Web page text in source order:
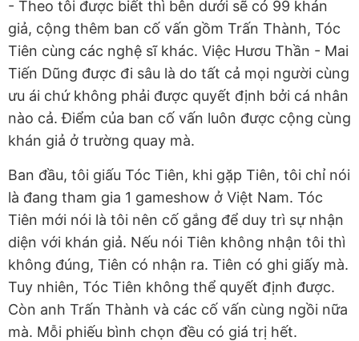
- Theo tôi được biết thì bên dưới sẽ có 99 khán
giả, cộng thêm ban cố vấn gồm Trấn Thành, Tóc
Tiên cùng các nghệ sĩ khác. Việc Hươu Thần - Mai
Tiến Dũng được đi sâu là do tất cả mọi người cùng
ưu ái chứ không phải được quyết định bởi cá nhân
nào cả. Điểm của ban cố vấn luôn được cộng cùng
khán giả ở trường quay mà.
Ban đầu, tôi giấu Tóc Tiên, khi gặp Tiên, tôi chỉ nói
là đang tham gia 1 gameshow ở Việt Nam. Tóc
Tiên mới nói là tôi nên cố gắng để duy trì sự nhận
diện với khán giả. Nếu nói Tiên không nhận tôi thì
không đúng, Tiên có nhận ra. Tiên có ghi giấy mà.
Tuy nhiên, Tóc Tiên không thể quyết định được.
Còn anh Trấn Thành và các cố vấn cùng ngồi nữa
mà. Mỗi phiếu bình chọn đều có giá trị hết.